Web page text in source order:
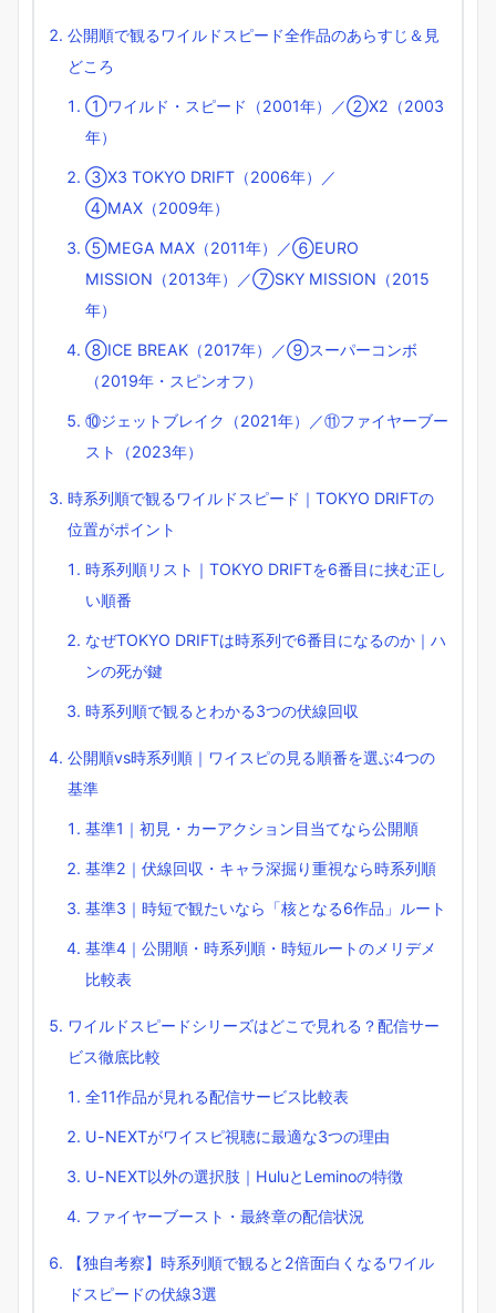
公開順で観るワイルドスピード全作品のあらすじ＆見
どころ
①ワイルド・スピード（2001年）／②X2（2003
年）
③X3 TOKYO DRIFT（2006年）／
④MAX（2009年）
⑤MEGA MAX（2011年）／⑥EURO
MISSION（2013年）／⑦SKY MISSION（2015
年）
⑧ICE BREAK（2017年）／⑨スーパーコンボ
（2019年・スピンオフ）
⑩ジェットブレイク（2021年）／⑪ファイヤーブー
スト（2023年）
時系列順で観るワイルドスピード｜TOKYO DRIFTの
位置がポイント
時系列順リスト｜TOKYO DRIFTを6番目に挟む正し
い順番
なぜTOKYO DRIFTは時系列で6番目になるのか｜ハ
ンの死が鍵
時系列順で観るとわかる3つの伏線回収
公開順vs時系列順｜ワイスピの見る順番を選ぶ4つの
基準
基準1｜初見・カーアクション目当てなら公開順
基準2｜伏線回収・キャラ深掘り重視なら時系列順
基準3｜時短で観たいなら「核となる6作品」ルート
基準4｜公開順・時系列順・時短ルートのメリデメ
比較表
ワイルドスピードシリーズはどこで見れる？配信サー
ビス徹底比較
全11作品が見れる配信サービス比較表
U-NEXTがワイスピ視聴に最適な3つの理由
U-NEXT以外の選択肢｜HuluとLeminoの特徴
ファイヤーブースト・最終章の配信状況
【独自考察】時系列順で観ると2倍面白くなるワイル
ドスピードの伏線3選